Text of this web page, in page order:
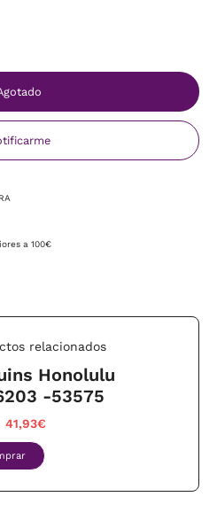
a 100€
relacionados
Honolulu
-53575
41,93€